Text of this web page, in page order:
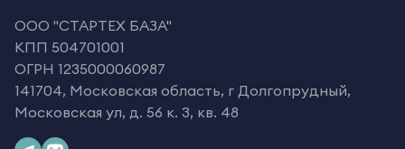
OOO "СТАРТЕХ БАЗА"
КПП 504701001
ОГРН 1235000060987
141704, Московская область, г Долгопрудный,
Московская ул, д. 56 к. 3, кв. 48